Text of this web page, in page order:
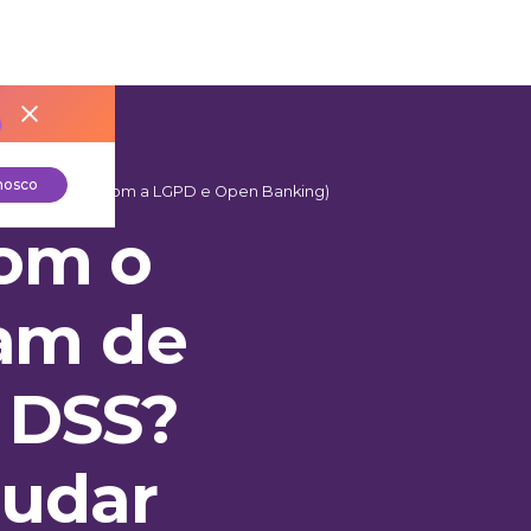
ajudar com a LGPD e Open Banking)
o
de